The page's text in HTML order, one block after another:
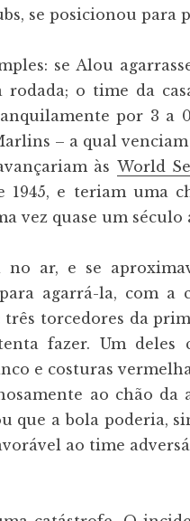
se posicionou para
se Alou
rodada; o time da
por 3 a
– a qual
às World
1945, e teriam uma
vez quase um século
ar, e se
agarrá-la, com a
três torcedores da
fazer. Um deles
e costuras
ao chão da
que a bola poderia,
ao time